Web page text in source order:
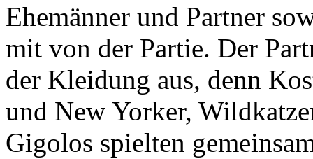
Ehemänner und Partner
mit von der Partie. Der
der Kleidung aus, denn
und New Yorker,
Gigolos spielten